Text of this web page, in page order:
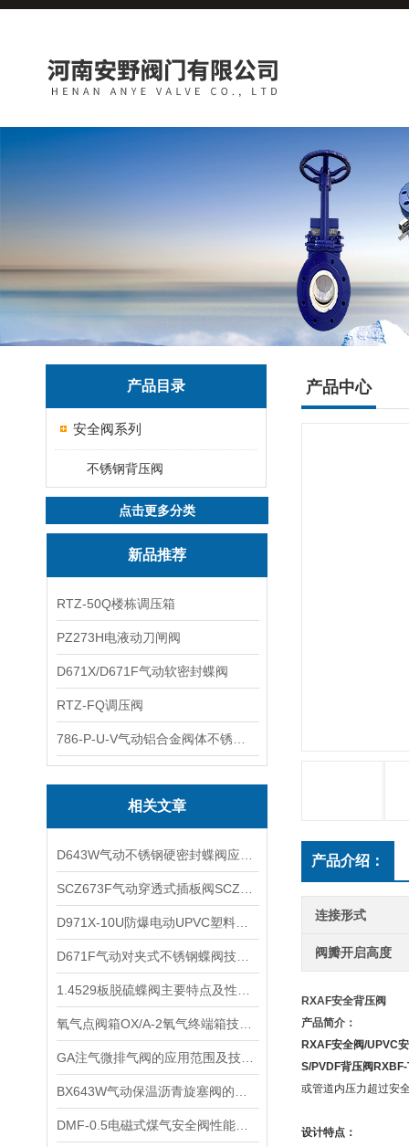
产品目录
安全阀系列
不锈钢背压阀
点击更多分类
新品推荐
RTZ-50Q楼栋调压箱
PZ273H电液动刀闸阀
D671X/D671F气动软密封蝶阀
RTZ-FQ调压阀
相关文章
产品中心
产品介绍：
连接形式
阀瓣开启高度
RXAF安全背压阀
产品简介：
RXAF安全阀/UPVC
S/PVDF背压阀
或管道内压力超过安
设计特点：